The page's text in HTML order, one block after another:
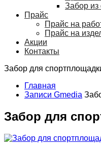
Забор из
Прайс
Прайс на
Прайс на
Акции
Контакты
Забор для
Главная
Записи Gmedia
Забор для